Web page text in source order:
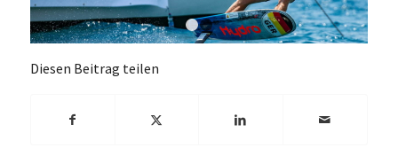
1 2
Diesen Beitrag teilen